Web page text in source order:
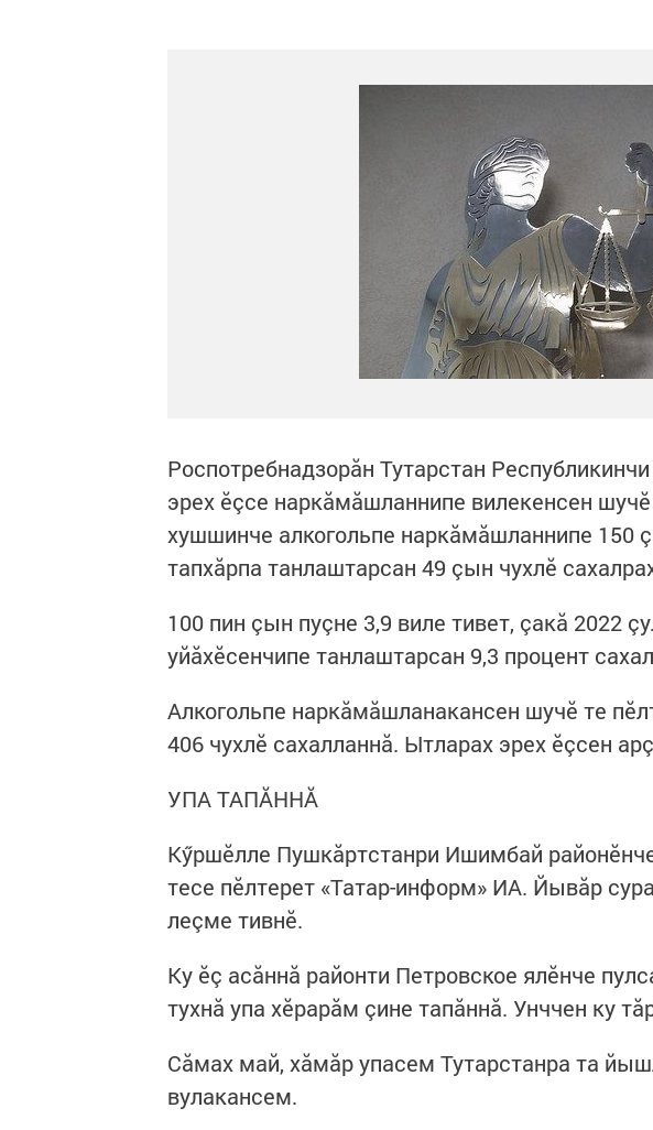
Роспотребнадзорăн Тутарстан
эрех ӗçсе наркăмăшланнипе вилекенсен
хушшинче алкогольпе наркăмăшланнипе 150
тапхăрпа танлаштарсан 49 çын чухлӗ
100 пин çын пуçне 3,9 виле тивет, çакă 2022
уйăхӗсенчипе танлаштарсан 9,3 процент
Алкогольпе наркăмăшланакансен шучӗ те
406 чухлӗ сахалланнă. Ытларах эрех ӗçсен
УПА ТАПĂННĂ
Кӳршӗлле Пушкăртстанри Ишимбай
тесе пӗлтерет «Татар-информ» ИА. Йывăр
леçме тивнӗ.
Ку ӗç асăннă районти Петровское ялӗнче
тухнă упа хӗрарăм çине тапăннă. Унччен ку
Сăмах май, хăмăр упасем Тутарстанра та
вулакансем.